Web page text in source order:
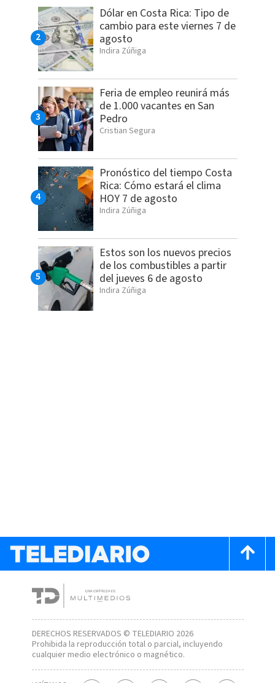
Dólar en Costa Rica: Tipo de
cambio para este viernes 7 de
agosto
Indira Zúñiga
Feria de empleo reunirá más
de 1.000 vacantes en San
Pedro
Cristian Segura
Pronóstico del tiempo Costa
Rica: Cómo estará el clima
HOY 7 de agosto
Indira Zúñiga
Estos son los nuevos precios
de los combustibles a partir
del jueves 6 de agosto
Indira Zúñiga
DERECHOS RESERVADOS © TELEDIARIO 2026
Prohibida la reproducción total o parcial, incluyendo
cualquier medio electrónico o magnético.